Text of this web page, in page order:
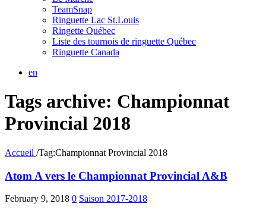
TeamSnap
Ringuette Lac St.Louis
Ringette Québec
Liste des tournois de ringuette Québec
Ringuette Canada
en
Tags archive: Championnat
Provincial 2018
Accueil /Tag:Championnat Provincial 2018
Atom A vers le Championnat Provincial A&B
February 9, 2018 0 Saison 2017-2018